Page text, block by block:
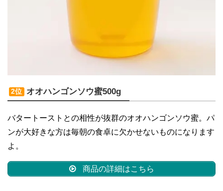
2位 オオハンゴンソウ蜜500g
バタートーストとの相性が抜群のオオハンゴンソウ蜜。パ
ンが大好きな方は毎朝の食卓に欠かせないものになります
よ。
商品の詳細はこちら